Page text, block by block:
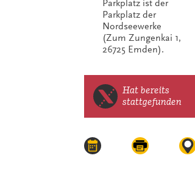
Parkplatz ist der
Parkplatz der
Nordseewerke
(Zum Zungenkai 1,
26725 Emden).
Hat bereits
stattgefunden